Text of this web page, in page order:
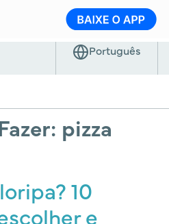
pizza
10
e